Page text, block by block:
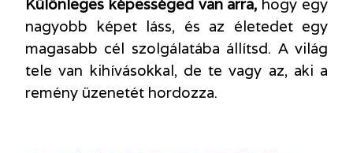
Különleges képességed van arra, hogy egy
nagyobb képet láss, és az életedet egy
magasabb cél szolgálatába állítsd. A világ
tele van kihívásokkal, de te vagy az, aki a
remény üzenetét hordozza.